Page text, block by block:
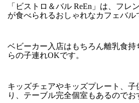
「ビストロ＆バル ReEn」は、フレ
が食べられるおしゃれなカフェバル
ベビーカー入店はもちろん離乳食
らの子連れOKです。
キッズチェアやキッズプレート、
り、テーブル完全個室もあるのでお